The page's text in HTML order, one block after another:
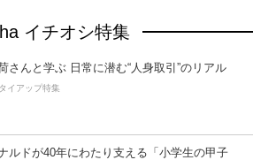
イチオシ特集
さんと学ぶ 日常に潜む“人身取引”のリアル
イアップ特集
ルドが40年にわたり支える「小学生の甲子